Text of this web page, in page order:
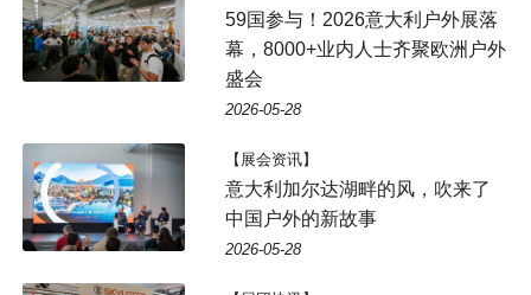
59国参与！2026意大利户外展落
幕，8000+业内人士齐聚欧洲户外
盛会
2026-05-28
【展会资讯】
意大利加尔达湖畔的风，吹来了
中国户外的新故事
2026-05-28